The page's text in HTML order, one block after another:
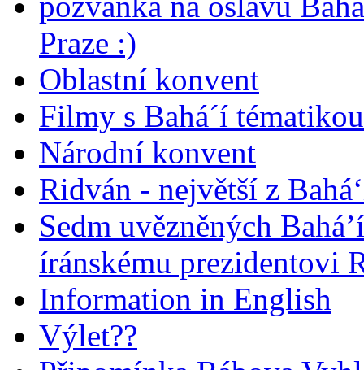
Praze :)
Oblastní konvent
Filmy s Bahá´í
Národní konvent
Ridván - největší z
Sedm uvězněných
íránskému prezidentovi
Information in English
Výlet??